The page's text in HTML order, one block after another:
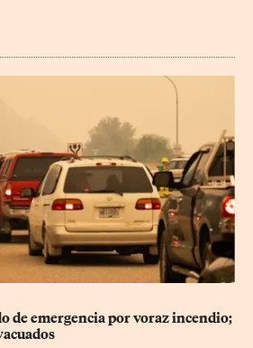
de emergencia por voraz incendio;